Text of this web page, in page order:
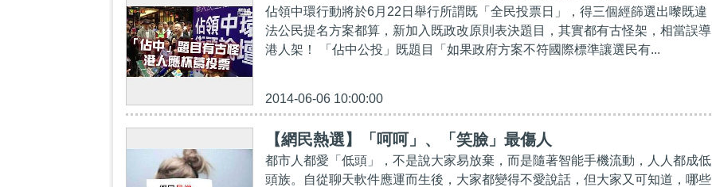
佔領中環行動將於6月22日舉行所謂既「全民投票日」，得三個經篩選出嚟既違
法公民提名方案都算，新加入既政改原則表決題目，其實都有古怪架，相當誤導
港人架！ 「佔中公投」既題目「如果政府方案不符國際標準讓選民有...
2014-06-06 10:00:00
【網民熱選】「呵呵」、「笑臉」最傷人
都市人都愛「低頭」，不是說大家易放棄，而是隨著智能手機流動，人人都成低
頭族。自從聊天軟件應運而生後，大家都變得不愛說話，但大家又可知道，哪些